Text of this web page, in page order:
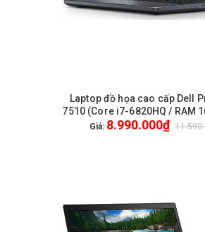
GIỎ HÀNG
Laptop đồ họa cao cấp Dell
7510 (Core i7-6820HQ / RAM
256GB / VGA Nvida M2000
Giá: 8.990.000₫